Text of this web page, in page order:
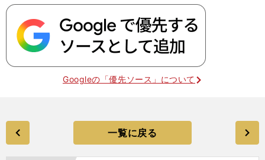
Googleの「優先ソース」について
一覧に戻る